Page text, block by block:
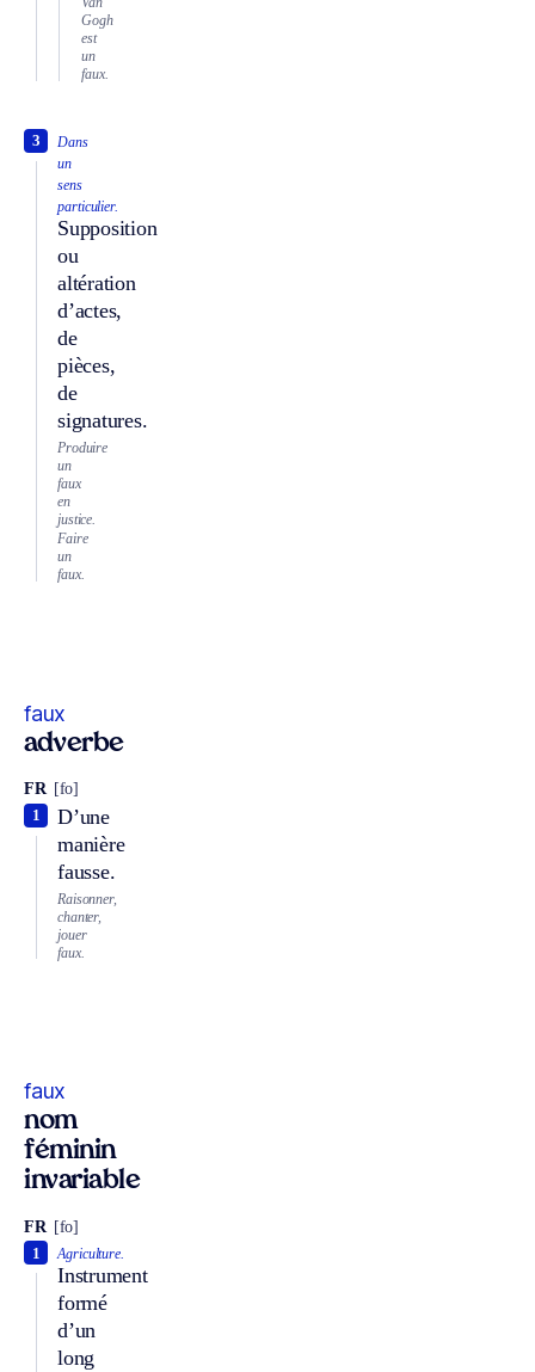
Gogh
est
un
faux.
Dans
un
sens
particulier.
Supposition
ou
altération
d’actes,
de
pièces,
de
signatures.
3
Produire
un
faux
en
justice.
Faire
un
faux.
faux
adverbe
FR [fo]
D’une
manière
fausse.
1
Raisonner,
chanter,
jouer
faux.
faux
nom
féminin
invariable
FR [fo]
Agriculture.
Instrument
formé
d’un
long
1